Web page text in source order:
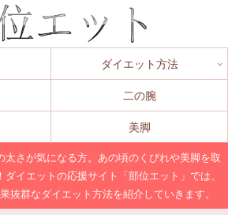
ダイエット方法
二の腕
美脚
太さが気になる方。あの頃のくびれや美脚を取
ダイエットの応援サイト「部位エット」では、
抜群なダイエット方法を紹介していきます。